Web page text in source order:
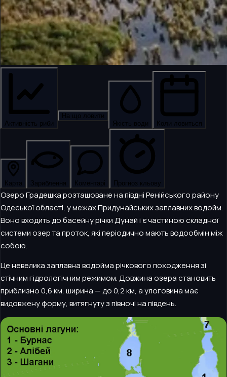
Активність риби
На що ловити
Якість води
Коли ловиться
Карта Зариблення Коментарі Прогноз кльову
Озеро Градешка розташоване на півдні Ренійського району
Одеської області, у межах Придунайських заплавних водойм.
Воно входить до басейну річки Дунай і є частиною складної
системи озер та проток, які періодично мають водообмін між
собою.
Це невелика заплавна водойма річкового походження зі
стічним гідрологічним режимом. Довжина озера становить
приблизно 0,6 км, ширина — до 0,2 км, а улоговина має
видовжену форму, витягнуту з півночі на південь.